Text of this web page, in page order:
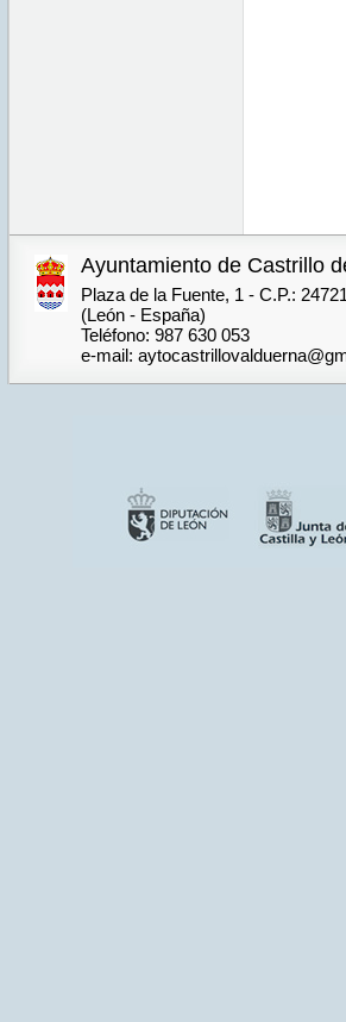
Ayuntamiento de Castrillo
Plaza de la Fuente, 1 - C.P.:
(León - España)
Teléfono: 987 630 053
e-mail: